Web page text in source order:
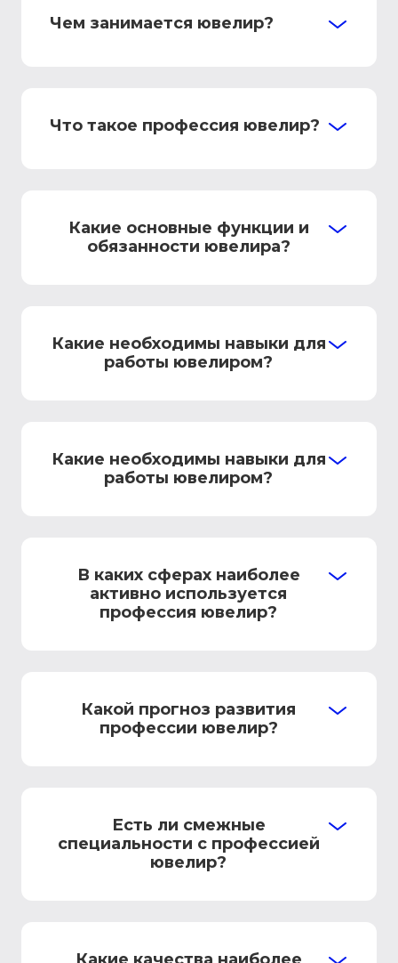
Чем занимается ювелир?
Что такое профессия ювелир?
Какие основные функции и
обязанности ювелира?
Какие необходимы навыки для
работы ювелиром?
Какие необходимы навыки для
работы ювелиром?
В каких сферах наиболее
активно используется
профессия ювелир?
Какой прогноз развития
профессии ювелир?
Есть ли смежные
специальности с профессией
ювелир?